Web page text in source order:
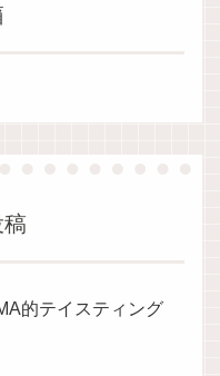
的テイスティング